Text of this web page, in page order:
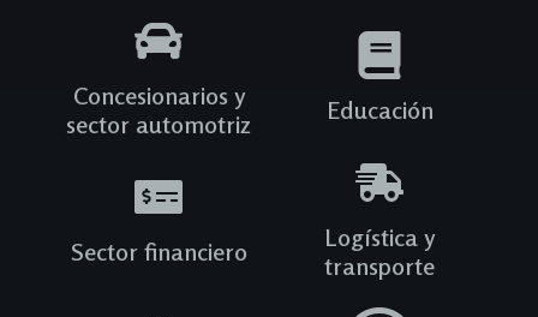
Concesionarios y
sector automotriz
Educación
Sector financiero
Logística y
transporte